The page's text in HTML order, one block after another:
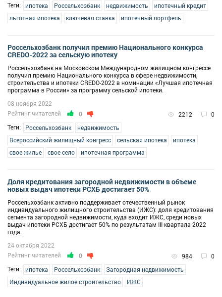
Теги: ипотека Россельхозбанк недвижимость
ипотечный кредит
льготная ипотека
ключевая ставка ипотечный портфель
Россельхозбанк получил премию Национального конкурса
CREDO-2022 за сельскую ипотеку
Россельхозбанк на Московском Международном жилищном конгрессе
получил премию Национального конкурса в сфере недвижимости,
строительства и ипотеки CREDO-2022 в номинации «Лучшая ипотечная
программа в России» за программу сельской ипотеки.
Рейтинг читателей 0 2212 0
08 ноября 2022
Теги: Россельхозбанк
недвижимость
Всероссийский жилищный конгресс
сельская ипотека
ипотека
свое жилье
свое село ипотечная программа
Доля кредитования загородной недвижимости в объеме
новых выдач ипотеки РСХБ достигает 50%
Россельхозбанк активно поддерживает отечественный рынок
индивидуального жилищного строительства (ИЖС): доля кредитования
сегмента загородной недвижимости, куда входит ИЖС, среди новых
выдач ипотеки РСХБ достигает 50% по результатам III квартала 2022
года.
Рейтинг читателей 0 984 0
24 октября 2022
Теги: ипотека Россельхозбанк
Загородная недвижимость
Индивидуальное жилое строительство
ИЖС